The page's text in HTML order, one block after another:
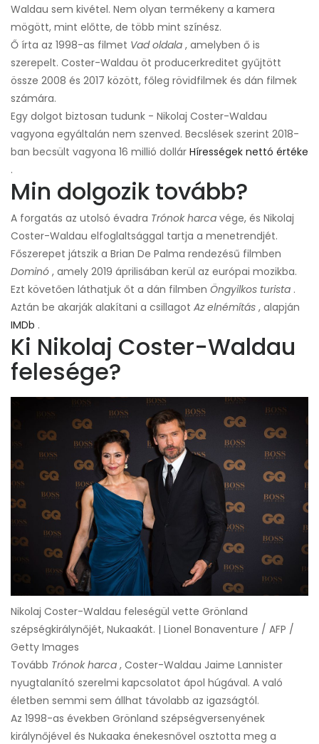
Waldau sem kivétel. Nem olyan termékeny a kamera
mögött, mint előtte, de több mint színész.
Ő írta az 1998-as filmet Vad oldala , amelyben ő is
szerepelt. Coster-Waldau öt producerkreditet gyűjtött
össze 2008 és 2017 között, főleg rövidfilmek és dán filmek
számára.
Egy dolgot biztosan tudunk - Nikolaj Coster-Waldau
vagyona egyáltalán nem szenved. Becslések szerint 2018-
ban becsült vagyona 16 millió dollár Hírességek nettó értéke
.
Min dolgozik tovább?
A forgatás az utolsó évadra Trónok harca vége, és Nikolaj
Coster-Waldau elfoglaltsággal tartja a menetrendjét.
Főszerepet játszik a Brian De Palma rendezésű filmben
Dominó , amely 2019 áprilisában kerül az európai mozikba.
Ezt követően láthatjuk őt a dán filmben Öngyilkos turista .
Aztán be akarják alakítani a csillagot Az elnémítás , alapján
IMDb .
Ki Nikolaj Coster-Waldau
felesége?
Nikolaj Coster-Waldau feleségül vette Grönland
szépségkirálynőjét, Nukaakát. | Lionel Bonaventure / AFP /
Getty Images
Tovább Trónok harca , Coster-Waldau Jaime Lannister
nyugtalanító szerelmi kapcsolatot ápol húgával. A való
életben semmi sem állhat távolabb az igazságtól.
Az 1998-as években Grönland szépségversenyének
királynőjével és Nukaaka énekesnővel osztotta meg a